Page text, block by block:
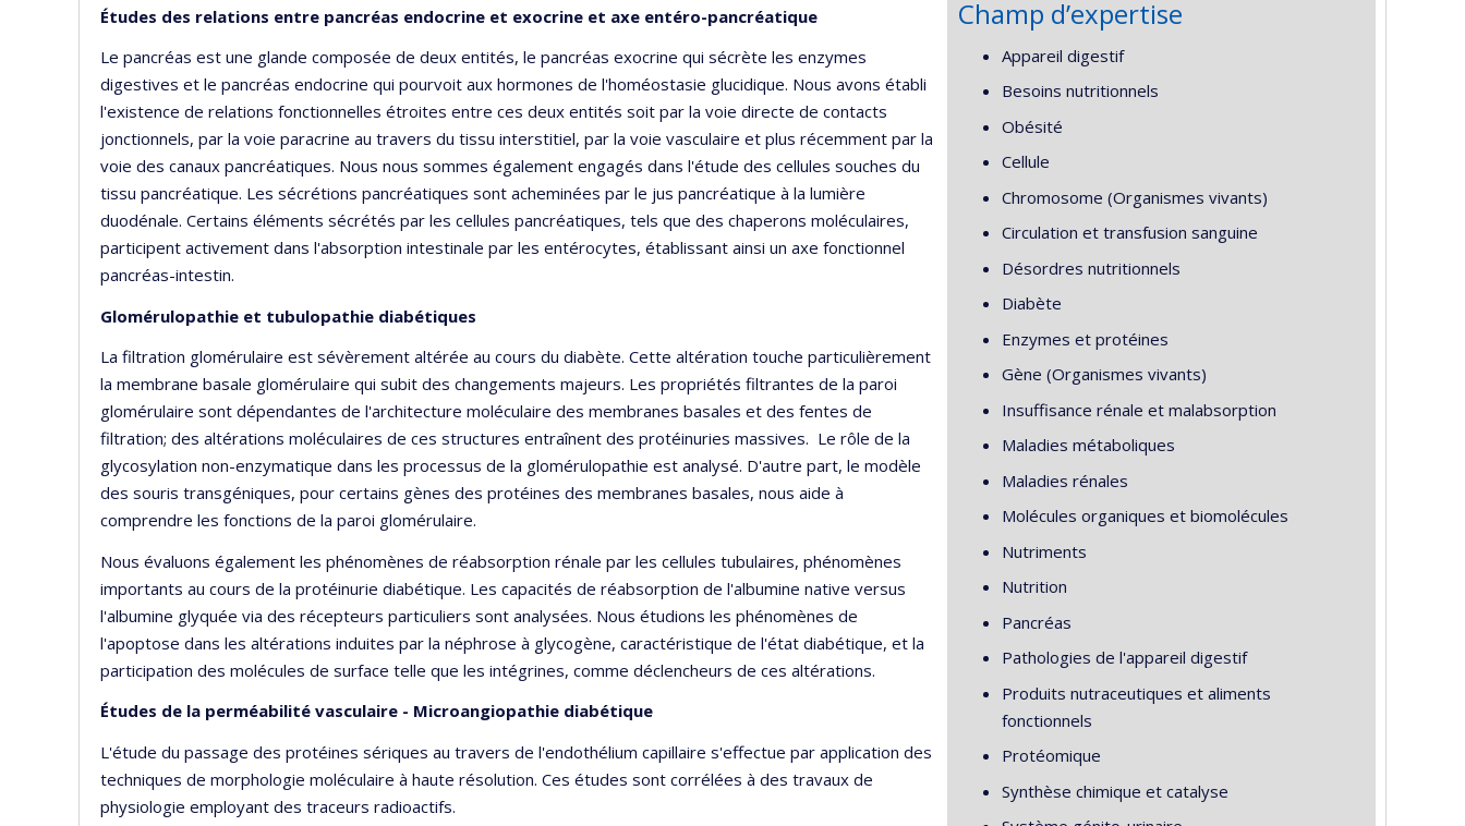
Études des relations entre pancréas endocrine et exocrine et axe entéro-pancréatique
Le pancréas est une glande composée de deux entités, le pancréas exocrine qui sécrète les enzymes
digestives et le pancréas endocrine qui pourvoit aux hormones de l'homéostasie glucidique. Nous avons établi
l'existence de relations fonctionnelles étroites entre ces deux entités soit par la voie directe de contacts
jonctionnels, par la voie paracrine au travers du tissu interstitiel, par la voie vasculaire et plus récemment par la
voie des canaux pancréatiques. Nous nous sommes également engagés dans l'étude des cellules souches du
tissu pancréatique. Les sécrétions pancréatiques sont acheminées par le jus pancréatique à la lumière
duodénale. Certains éléments sécrétés par les cellules pancréatiques, tels que des chaperons moléculaires,
participent activement dans l'absorption intestinale par les entérocytes, établissant ainsi un axe fonctionnel
pancréas-intestin.
Glomérulopathie et tubulopathie diabétiques
La filtration glomérulaire est sévèrement altérée au cours du diabète. Cette altération touche particulièrement
la membrane basale glomérulaire qui subit des changements majeurs. Les propriétés filtrantes de la paroi
glomérulaire sont dépendantes de l'architecture moléculaire des membranes basales et des fentes de
filtration; des altérations moléculaires de ces structures entraînent des protéinuries massives. Le rôle de la
glycosylation non-enzymatique dans les processus de la glomérulopathie est analysé. D'autre part, le modèle
des souris transgéniques, pour certains gènes des protéines des membranes basales, nous aide à
comprendre les fonctions de la paroi glomérulaire.
Nous évaluons également les phénomènes de réabsorption rénale par les cellules tubulaires, phénomènes
importants au cours de la protéinurie diabétique. Les capacités de réabsorption de l'albumine native versus
l'albumine glyquée via des récepteurs particuliers sont analysées. Nous étudions les phénomènes de
l'apoptose dans les altérations induites par la néphrose à glycogène, caractéristique de l'état diabétique, et la
participation des molécules de surface telle que les intégrines, comme déclencheurs de ces altérations.
Études de la perméabilité vasculaire - Microangiopathie diabétique
L'étude du passage des protéines sériques au travers de l'endothélium capillaire s'effectue par application des
techniques de morphologie moléculaire à haute résolution. Ces études sont corrélées à des travaux de
physiologie employant des traceurs radioactifs.
Champ d’expertise
Appareil digestif
Besoins nutritionnels
Obésité
Cellule
Chromosome (Organismes vivants)
Circulation et transfusion sanguine
Désordres nutritionnels
Diabète
Enzymes et protéines
Gène (Organismes vivants)
Insuffisance rénale et malabsorption
Maladies métaboliques
Maladies rénales
Molécules organiques et biomolécules
Nutriments
Nutrition
Pancréas
Pathologies de l'appareil digestif
Produits nutraceutiques et aliments
fonctionnels
Protéomique
Synthèse chimique et catalyse